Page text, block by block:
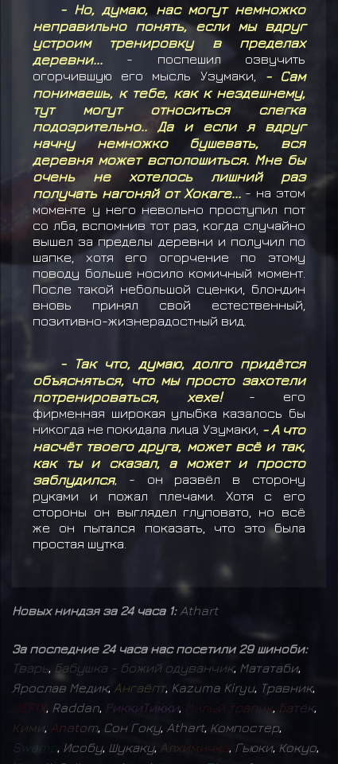
- Но, думаю, нас могут немножко
неправильно понять, если мы вдруг
устроим тренировку в пределах
деревни... - поспешил озвучить
огорчившую его мысль Узумаки,
- Сам
понимаешь, к тебе, как к нездешнему,
тут могут относиться слегка
подозрительно.. Да и если я вдруг
начну немножко бушевать, вся
деревня может всполошиться. Мне бы
очень не хотелось лишний раз
получать нагоняй от Хокаге...- на этом
моменте у него невольно проступил пот
со лба, вспомнив тот раз, когда случайно
вышел за пределы деревни и получил по
шапке, хотя его огорчение по этому
поводу больше носило комичный момент.
После такой небольшой сценки, блондин
вновь принял свой естественный,
позитивно-жизнерадостный вид.
- Так что, думаю, долго придётся
объясняться, что мы просто захотели
потренироваться, хехе!- его
фирменная широкая улыбка казалось бы
никогда не покидала лица Узумаки, - А что
насчёт твоего друга, может всё и так,
как ты и сказал, а может и просто
заблудился, - он развёл в сторону
руками и пожал плечами. Хотя с его
стороны он выглядел глуповато, но всё
же он пытался показать, что это была
простая шутка.
Новых ниндзя за 24 часа 1: Athart
За последние 24 часа нас посетили 29 шиноби:
Тварь Бабушка - божий одуванчик, Мататаби,
Ярослав Медик, Ангаёпт, Kazuma Kiryu, Травник,
DEFIX, Raddan РиккиТикки, Милый трапик, Батёк,
Кими Anatom Сон Гоку, Athart, Компостер,
Sw a p Исобу, Шукаку, Алхимичка Гьюки, Кокуо